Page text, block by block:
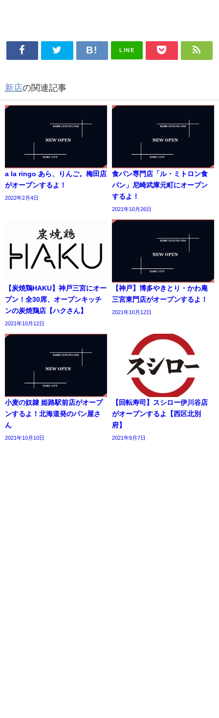
LINE
新店の関連記事
a la ringo あら、りんご。梅田店
がオープンするよ！
2022年2月4日
食パン専門店「ル・ミトロン食
パン」尼崎武庫元町にオープン
するよ！
2021年10月26日
【炭焼鶏HAKU】神戸三宮にオー
プン！全30席、オープンキッチ
ンの炭焼鶏店【ハクさん】
2021年10月12日
【神戸】博多やきとり・かわ庵
三宮東門店がオープンするよ！
2021年10月12日
小麦の奴隷 姫路駅前店がオープ
ンするよ！北海道発のパン屋さ
ん
2021年10月10日
【回転寿司】スシロー伊川谷店
がオープンするよ【西区北別
府】
2021年9月7日